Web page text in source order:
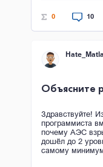
0 10
Объясните
Здравствуйте!
программиста
почему АЭС
дошёл до 2
самому